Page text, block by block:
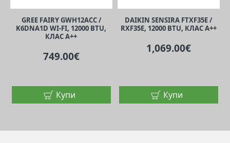
GREE FAIRY GWH12ACC /
K6DNA1D WI-FI, 12000 BTU,
КЛАС A++
749.00€
Купи
DAIKIN SENSIRA FTXF35E /
RXF35E, 12000 BTU, КЛАС A++
1,069.00€
Купи